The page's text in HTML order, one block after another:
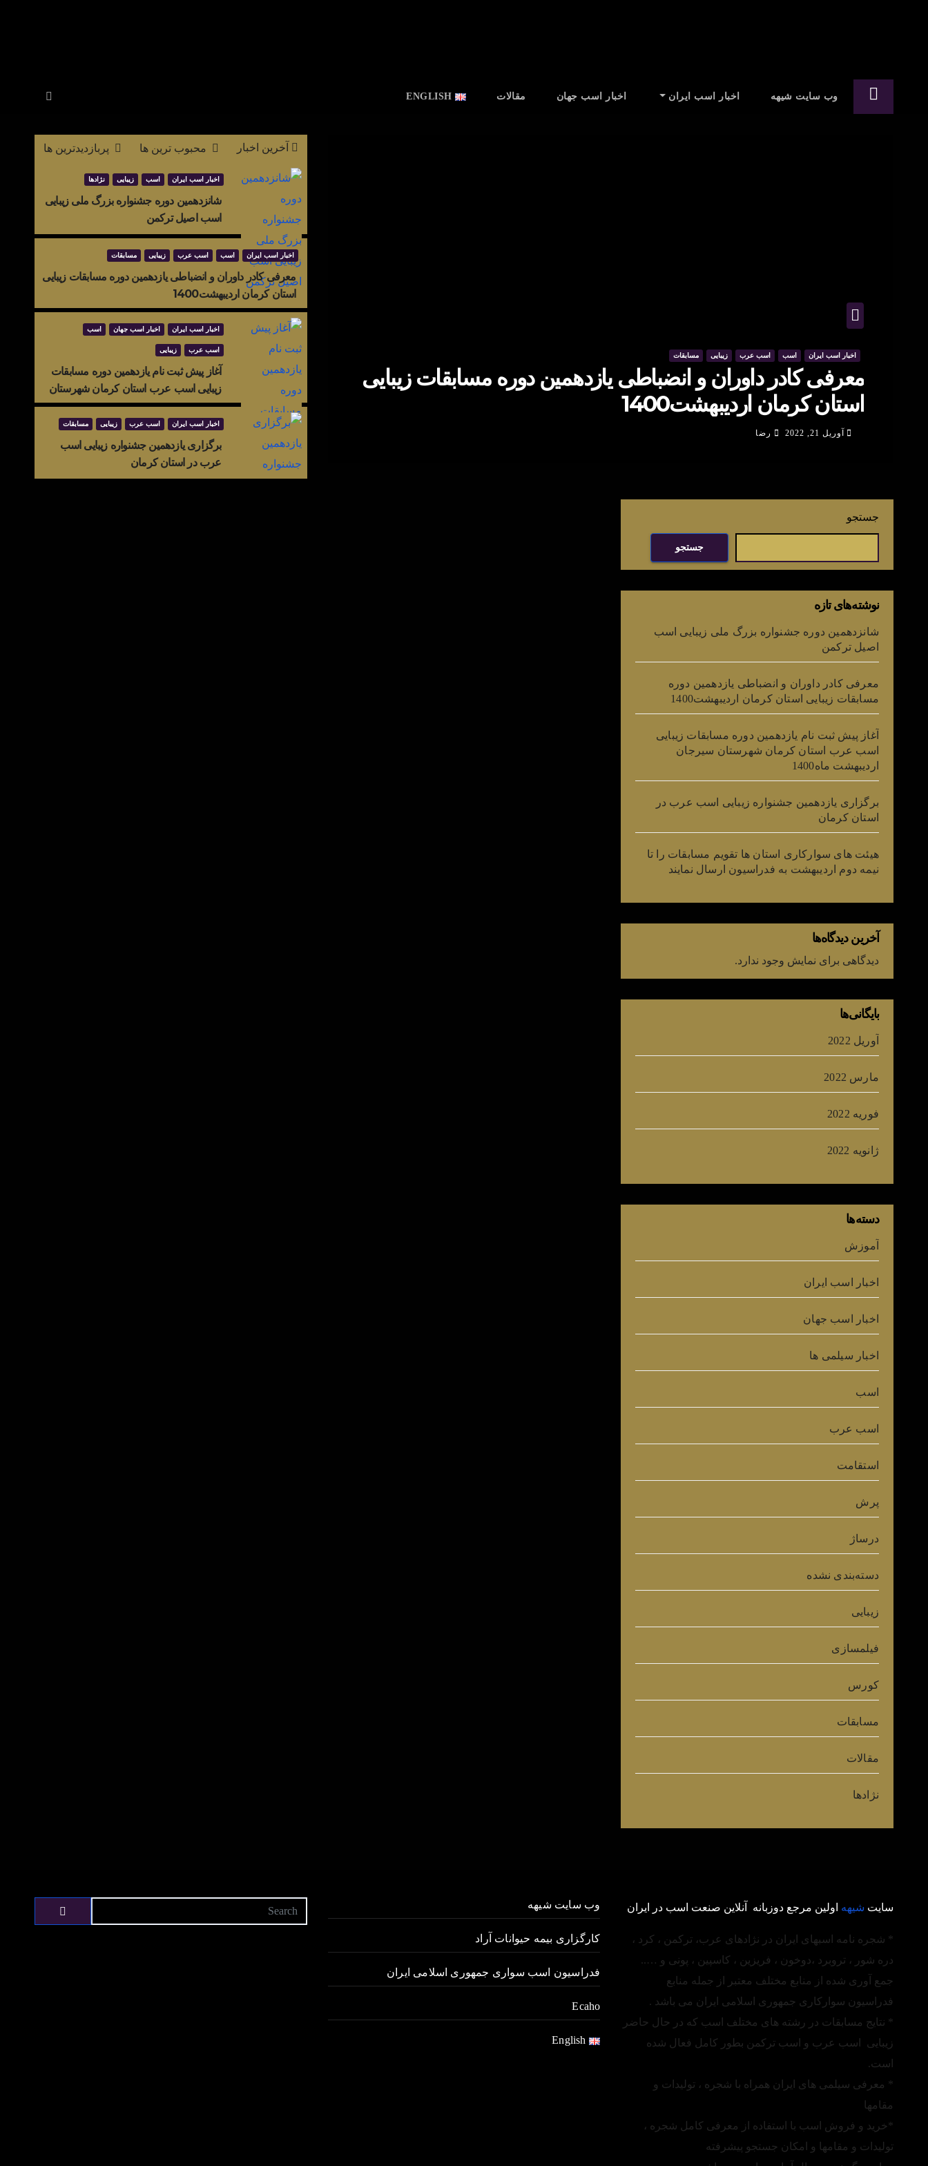
وب سایت شیهه اخبار اسب ایران اخبار اسب جهان مقالات ENGLISH
اخبار اسب ایران اسب زیبایی نژادها
شانزدهمین دوره جشنواره بزرگ
ترکمن
آرزو آزادی
اخبار اسب ایران اسب اسب عرب زیبایی مسابقات
معرفی کادر داوران و انضباطی یازدهمین دوره مسابقات زیبایی
استان کرمان اردیبهشت1400
آوریل 21, 2022 رضا
آخرین اخبار محبوب ترین ها پربازدیدترین ها
اخبار اسب ایران اسب زیبایی نژادها
شانزدهمین دوره جشنواره بزرگ ملی زیبایی
اسب اصیل ترکمن
اخبار اسب ایران اسب اسب عرب زیبایی مسابقات
معرفی کادر داوران و انضباطی یازدهمین دوره مسابقات زیبایی
استان کرمان اردیبهشت1400
اخبار اسب ایران اخبار اسب جهان اسب
اسب عرب زیبایی
آغاز پیش ثبت نام یازدهمین دوره مسابقات
زیبایی اسب عرب استان کرمان شهرستان
سیرجان اردیبهشت ماه1400
اخبار اسب ایران اسب عرب زیبایی مسابقات
برگزاری یازدهمین جشنواره زیبایی اسب
عرب در استان کرمان
جستجو
جستجو
نوشته‌های تازه
شانزدهمین دوره جشنواره بزرگ ملی زیبایی اسب
اصیل ترکمن
معرفی کادر داوران و انضباطی یازدهمین دوره
مسابقات زیبایی استان کرمان اردیبهشت1400
آغاز پیش ثبت نام یازدهمین دوره مسابقات زیبایی
اسب عرب استان کرمان شهرستان سیرجان
اردیبهشت ماه1400
برگزاری یازدهمین جشنواره زیبایی اسب عرب در
استان کرمان
هیئت های سوارکاری استان ها تقویم مسابقات را تا
نیمه دوم اردیبهشت به فدراسیون ارسال نمایند
آخرین دیدگاه‌ها
دیدگاهی برای نمایش وجود ندارد.
بایگانی‌ها
آوریل 2022
مارس 2022
فوریه 2022
ژانویه 2022
دسته‌ها
آموزش
اخبار اسب ایران
اخبار اسب جهان
اخبار سیلمی ها
اسب
اسب عرب
استقامت
پرش
درساژ
دسته‌بندی نشده
زیبایی
فیلمسازی
کورس
مسابقات
مقالات
نژادها
سایت شیهه اولین مرجع دوزبانه آنلاین صنعت اسب در ایران
* شجره نامه اسبهای ایران در نژادهای عرب، ترکمن ، کرد ،
دره شور ، تروبرد ،دوخون ، فریزین ، کاسپین ، پونی و …..
جمع آوری شده از منابع مختلف معتبر از جمله منابع
فدراسیون سوارکاری جمهوری اسلامی ایران می باشد .
* نتایج مسابقات در رشته های مختلف اسب که در حال حاضر
زیبایی اسب عرب و اسب ترکمن بطور کامل فعال شده
است.
* معرفی سیلمی های ایران همراه با شجره ، تولیدات و
مقامها
*خرید و فروش اسب با استفاده از معرفی کامل شجره ،
تولیدات و مقامها و امکان جستجو پیشرفته
وب سایت شیهه
کارگزاری بیمه حیوانات آراد
فدراسیون اسب سواری جمهوری اسلامی ایران
Ecaho
English